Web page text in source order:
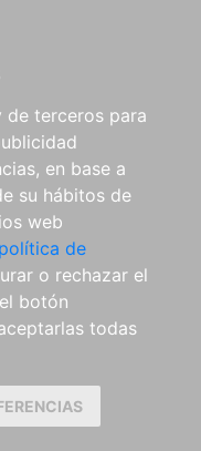
terceros para
en base a
su hábitos de
web
de
o rechazar el
botón
todas